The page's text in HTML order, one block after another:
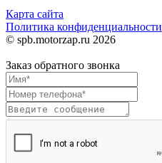
Карта сайта
Политика конфиденциальности
© spb.motorzap.ru 2026
Заказ обратного звонка